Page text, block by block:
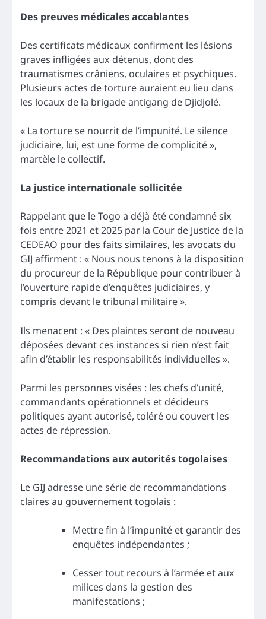
Des preuves médicales accablantes
Des certificats médicaux confirment les lésions
graves infligées aux détenus, dont des
traumatismes crâniens, oculaires et psychiques.
Plusieurs actes de torture auraient eu lieu dans
les locaux de la brigade antigang de Djidjolé.
« La torture se nourrit de l’impunité. Le silence
judiciaire, lui, est une forme de complicité »,
martèle le collectif.
La justice internationale sollicitée
Rappelant que le Togo a déjà été condamné six
fois entre 2021 et 2025 par la Cour de Justice de la
CEDEAO pour des faits similaires, les avocats du
GIJ affirment : « Nous nous tenons à la disposition
du procureur de la République pour contribuer à
l’ouverture rapide d’enquêtes judiciaires, y
compris devant le tribunal militaire ».
Ils menacent : « Des plaintes seront de nouveau
déposées devant ces instances si rien n’est fait
afin d’établir les responsabilités individuelles ».
Parmi les personnes visées : les chefs d’unité,
commandants opérationnels et décideurs
politiques ayant autorisé, toléré ou couvert les
actes de répression.
Recommandations aux autorités togolaises
Le GIJ adresse une série de recommandations
claires au gouvernement togolais :
Mettre fin à l’impunité et garantir des
enquêtes indépendantes ;
Cesser tout recours à l’armée et aux
milices dans la gestion des
manifestations ;